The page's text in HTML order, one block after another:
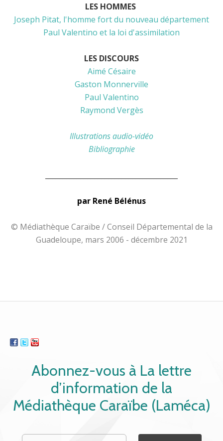
LES HOMMES
Joseph Pitat, l'homme fort du nouveau département
Paul Valentino et la loi d'assimilation
LES DISCOURS
Aimé Césaire
Gaston Monnerville
Paul Valentino
Raymond Vergès
Illustrations audio-vidéo
Bibliographie
par René Bélénus
© Médiathèque Caraïbe / Conseil Départemental de la
Guadeloupe, mars 2006 - décembre 2021
Abonnez-vous à La lettre
d’information de la
Médiathèque Caraïbe (Laméca)